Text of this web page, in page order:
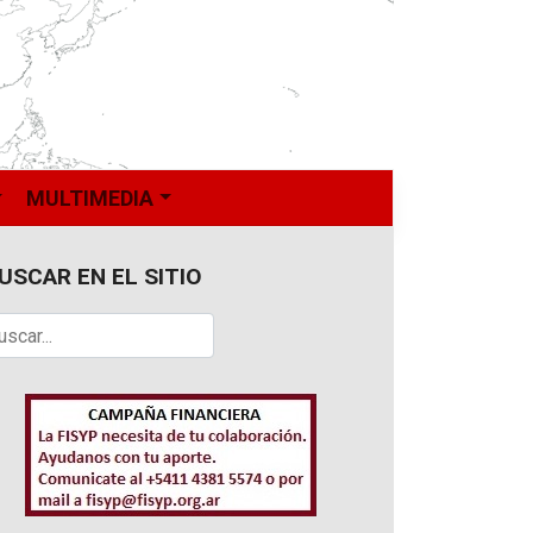
MULTIMEDIA
EN EL SITIO